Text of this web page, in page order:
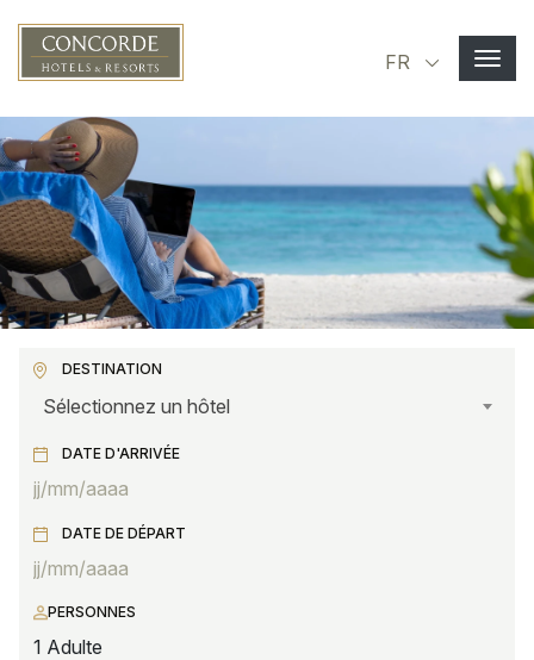
Select
FR
DESTINATION
Sélectionnez un hôtel
DATE D'ARRIVÉE
DATE DE DÉPART
PERSONNES
1 Adulte